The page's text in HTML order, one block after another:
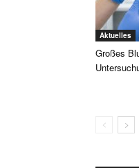
Aktuelles
Großes